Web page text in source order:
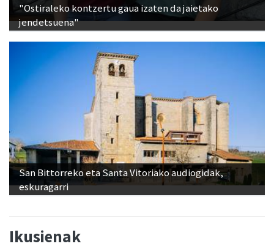
"Ostiraleko kontzertu gaua izaten da jaietako
jendetsuena"
San Bittorreko eta Santa Vitoriako audiogidak,
eskuragarri
Ikusienak